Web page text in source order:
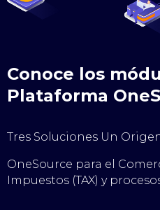
Conoce los
Plataforma
Tres Soluciones Un
OneSource para el
Impuestos (TAX) y